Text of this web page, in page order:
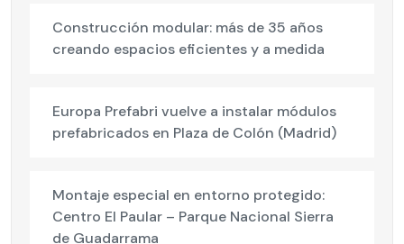
Construcción modular: más de 35 años
creando espacios eficientes y a medida
Europa Prefabri vuelve a instalar módulos
prefabricados en Plaza de Colón (Madrid)
Montaje especial en entorno protegido:
Centro El Paular – Parque Nacional Sierra
de Guadarrama